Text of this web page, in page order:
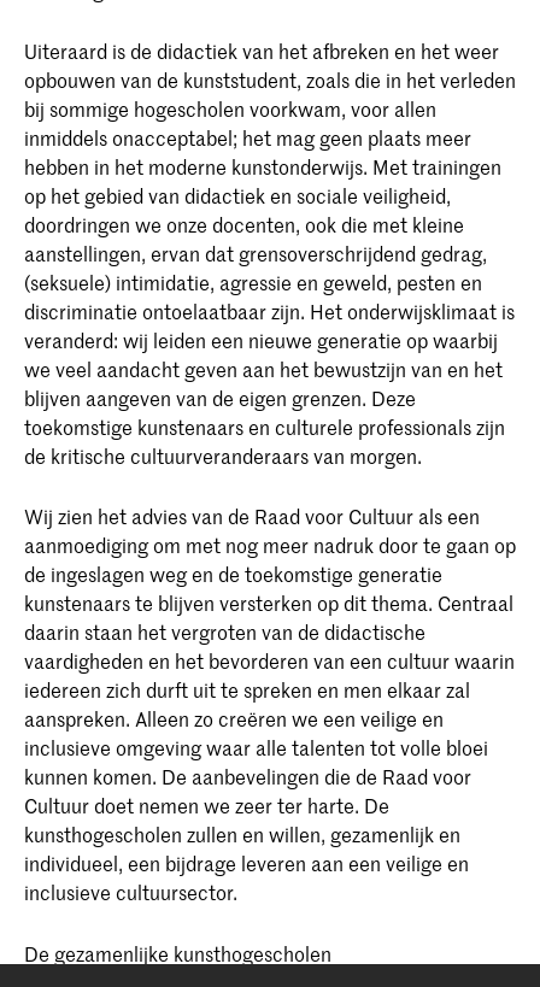
Uiteraard is de didactiek van het afbreken en het weer
opbouwen van de kunststudent, zoals die in het verleden
bij sommige hogescholen voorkwam, voor allen
inmiddels onacceptabel; het mag geen plaats meer
hebben in het moderne kunstonderwijs. Met trainingen
op het gebied van didactiek en sociale veiligheid,
doordringen we onze docenten, ook die met kleine
aanstellingen, ervan dat grensoverschrijdend gedrag,
(seksuele) intimidatie, agressie en geweld, pesten en
discriminatie ontoelaatbaar zijn. Het onderwijsklimaat is
veranderd: wij leiden een nieuwe generatie op waarbij
we veel aandacht geven aan het bewustzijn van en het
blijven aangeven van de eigen grenzen. Deze
toekomstige kunstenaars en culturele professionals zijn
de kritische cultuurveranderaars van morgen.
Wij zien het advies van de Raad voor Cultuur als een
aanmoediging om met nog meer nadruk door te gaan op
de ingeslagen weg en de toekomstige generatie
kunstenaars te blijven versterken op dit thema. Centraal
daarin staan het vergroten van de didactische
vaardigheden en het bevorderen van een cultuur waarin
iedereen zich durft uit te spreken en men elkaar zal
aanspreken. Alleen zo creëren we een veilige en
inclusieve omgeving waar alle talenten tot volle bloei
kunnen komen. De aanbevelingen die de Raad voor
Cultuur doet nemen we zeer ter harte. De
kunsthogescholen zullen en willen, gezamenlijk en
individueel, een bijdrage leveren aan een veilige en
inclusieve cultuursector.
De gezamenlijke kunsthogescholen